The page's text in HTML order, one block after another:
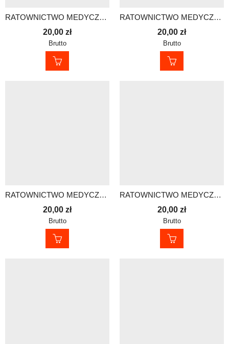
RATOWNICTWO MEDYCZNE – KOMIN
20,00 zł
Brutto
RATOWNICTWO MEDYCZNE – KOMIN
20,00 zł
Brutto
RATOWNICTWO MEDYCZNE – KOMIN
20,00 zł
Brutto
RATOWNICTWO MEDYCZNE – KOMIN
20,00 zł
Brutto